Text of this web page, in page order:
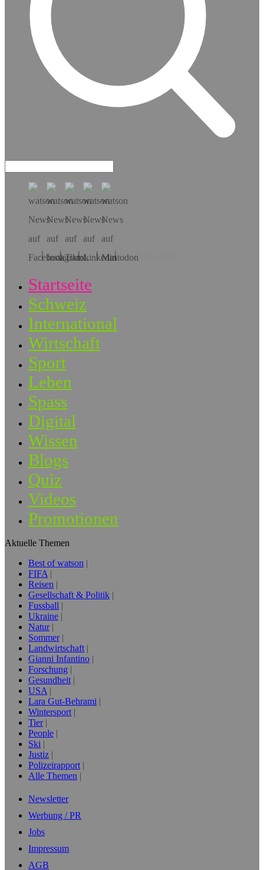
Hol dir die App!
Startseite
Schweiz
International
Wirtschaft
Sport
Leben
Spass
Digital
Wissen
Blogs
Quiz
Videos
Promotionen
Aktuelle Themen
Best of watson
FIFA
Reisen
Gesellschaft & Politik
Fussball
Ukraine
Natur
Sommer
Landwirtschaft
Gianni Infantino
Forschung
Gesundheit
USA
Lara Gut-Behrami
Wintersport
Tier
People
Ski
Justiz
Polizeirapport
Alle Themen
Newsletter
Werbung / PR
Jobs
Impressum
AGB